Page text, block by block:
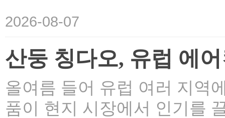
2026-08-07
산둥 칭다오, 유럽 에
올여름 들어 유럽 여러 지역
품이 현지 시장에서 인기를